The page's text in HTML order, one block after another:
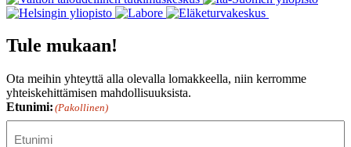
Tule mukaan!
Ota meihin yhteyttä alla olevalla lomakkeella, niin kerromme
yhteiskehittämisen mahdollisuuksista.
Etunimi: (Pakollinen)